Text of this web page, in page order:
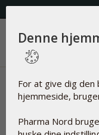
Menu
Nyheder |
Artikler om
Denne
For at give dig
hjemmeside,
Pharma Nord